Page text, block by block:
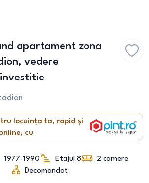
apartament zona
vedere
locuința ta, rapid și
online, cu
1977-1990 Etajul 8 2 camere
Decomandat